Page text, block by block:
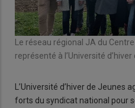
Le réseau régional JA du
représenté à l’Université
L’Université d’hiver de Jeunes
forts du syndicat national pour